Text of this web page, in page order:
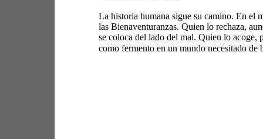
La historia humana sigue su camino. En el
las Bienaventuranzas. Quien lo rechaza,
se coloca del lado del mal. Quien lo
como fermento en un mundo necesitado